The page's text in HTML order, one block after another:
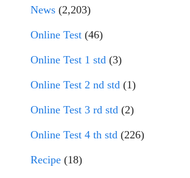
News (2,203)
Online Test (46)
Online Test 1 std (3)
Online Test 2 nd std (1)
Online Test 3 rd std (2)
Online Test 4 th std (226)
Recipe (18)